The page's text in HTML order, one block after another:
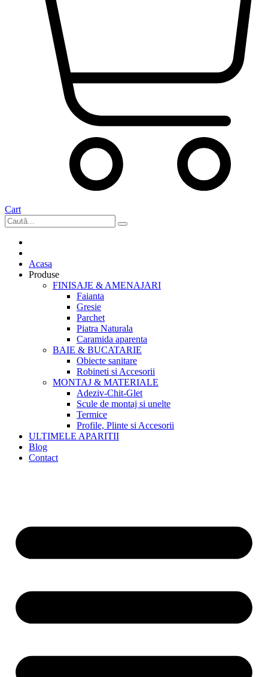
Cart
Acasa
Produse
FINISAJE & AMENAJARI
Faianta
Gresie
Parchet
Piatra Naturala
Caramida aparenta
BAIE & BUCATARIE
Obiecte sanitare
Robineti si Accesorii
MONTAJ & MATERIALE
Adeziv-Chit-Glet
Scule de montaj si unelte
Termice
Profile, Plinte si Accesorii
ULTIMELE APARITII
Blog
Contact